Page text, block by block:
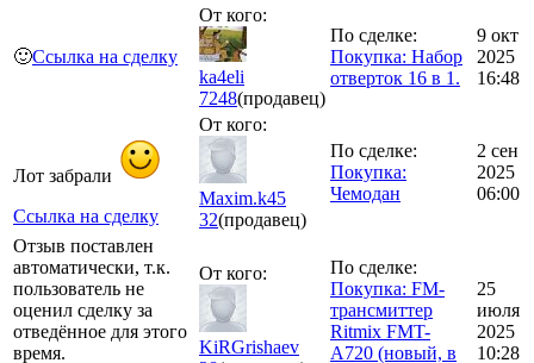
🙂Ссылка на сделку
От кого:
ka4eli
7248(продавец)
По сделке:
Покупка: Набор
отверток 16 в 1.
9 окт
2025
16:48
Лот забрали
Ссылка на сделку
От кого:
Maxim.k45
32(продавец)
По сделке:
Покупка:
Чемодан
2 сен
2025
06:00
Отзыв поставлен
автоматически, т.к.
пользователь не
оценил сделку за
отведённое для этого
время.
От кого:
KiRGrishaev
По сделке:
Покупка: FM-
трансмиттер
Ritmix FMT-
A720 (новый, в
25
июля
2025
10:28